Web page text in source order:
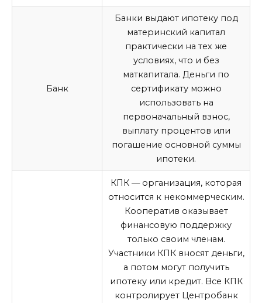
Банк
Банки выдают ипотекупод
материнский капитал
практически на тех же
условиях, что и без
маткапитала. Деньги по
сертификату можно
использовать на
первоначальный взнос,
выплату процентов или
погашение основной суммы
ипотеки.
КПК — организация, которая
относится к некоммерческим.
Кооператив оказывает
финансовую поддержку
только своим членам.
Участники КПК вносят деньги,
а потом могут получить
ипотеку или кредит. Все КПК
контролирует Центробанк